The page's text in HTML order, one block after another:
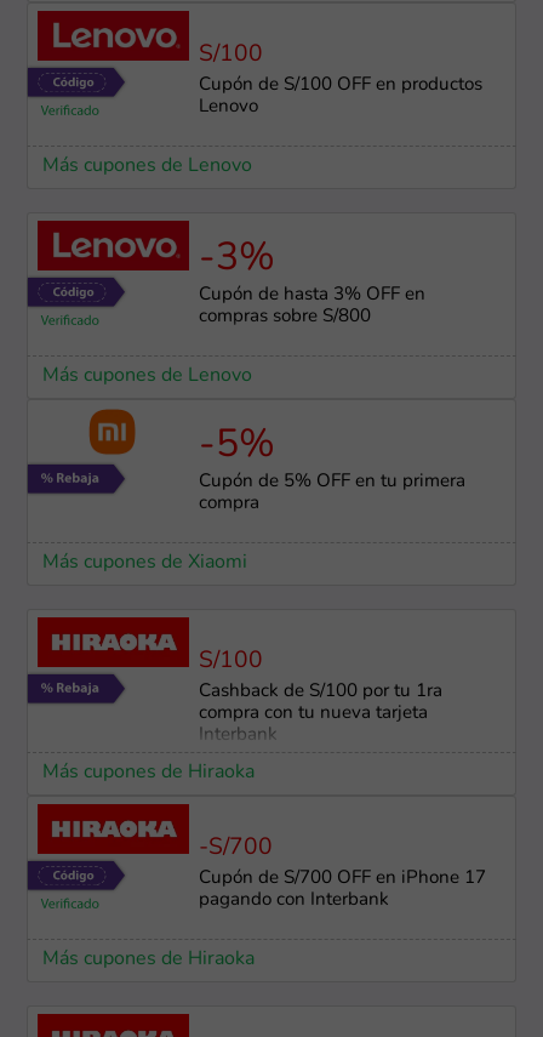
S/100
Cupón de S/100 OFF en productos
Lenovo
Más cupones de Lenovo
-3%
Cupón de hasta 3% OFF en
compras sobre S/800
Más cupones de Lenovo
-5%
Cupón de 5% OFF en tu primera
compra
Más cupones de Xiaomi
S/100
Cashback de S/100 por tu 1ra
compra con tu nueva tarjeta
Interbank
Más cupones de Hiraoka
-S/700
Cupón de S/700 OFF en iPhone 17
pagando con Interbank
Más cupones de Hiraoka